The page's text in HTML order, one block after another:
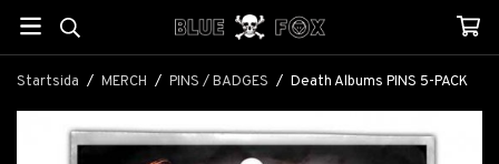
Startsida / MERCH / PINS / BADGES / Death Albums PINS 5-PACK